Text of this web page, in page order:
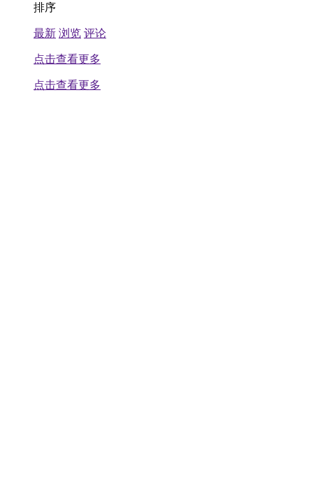
排序
最新 浏览 评论
点击查看更多
点击查看更多